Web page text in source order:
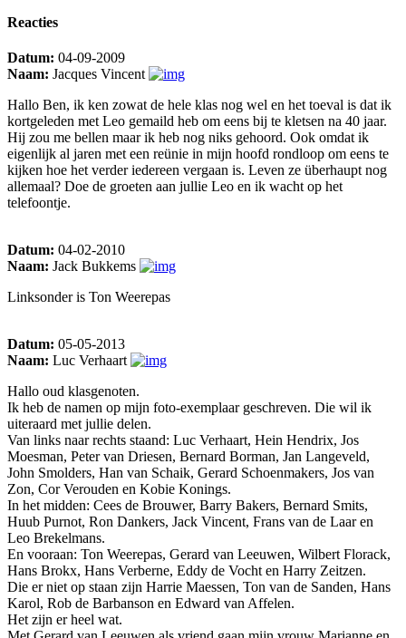
Reacties
Datum: 04-09-2009
Naam: Jacques Vincent
Hallo Ben, ik ken zowat de hele klas nog wel en het toeval is dat ik
kortgeleden met Leo gemaild heb om eens bij te kletsen na 40 jaar.
Hij zou me bellen maar ik heb nog niks gehoord. Ook omdat ik
eigenlijk al jaren met een reünie in mijn hoofd rondloop om eens te
kijken hoe het verder iedereen vergaan is. Leven ze überhaupt nog
allemaal? Doe de groeten aan jullie Leo en ik wacht op het
telefoontje.
Datum: 04-02-2010
Naam: Jack Bukkems
Linksonder is Ton Weerepas
Datum: 05-05-2013
Naam: Luc Verhaart
Hallo oud klasgenoten.
Ik heb de namen op mijn foto-exemplaar geschreven. Die wil ik
uiteraard met jullie delen.
Van links naar rechts staand: Luc Verhaart, Hein Hendrix, Jos
Moesman, Peter van Driesen, Bernard Borman, Jan Langeveld,
John Smolders, Han van Schaik, Gerard Schoenmakers, Jos van
Zon, Cor Verouden en Kobie Konings.
In het midden: Cees de Brouwer, Barry Bakers, Bernard Smits,
Huub Purnot, Ron Dankers, Jack Vincent, Frans van de Laar en
Leo Brekelmans.
En vooraan: Ton Weerepas, Gerard van Leeuwen, Wilbert Florack,
Hans Brokx, Hans Verberne, Eddy de Vocht en Harry Zeitzen.
Die er niet op staan zijn Harrie Maessen, Ton van de Sanden, Hans
Karol, Rob de Barbanson en Edward van Affelen.
Het zijn er heel wat.